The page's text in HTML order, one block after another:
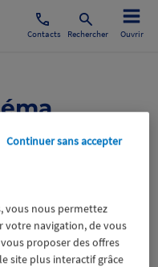
Contacts Rechercher Ouvrir
vous nous permettez
votre navigation, de vous
proposer des offres
site plus interactif grâce
Continuer sans accepter